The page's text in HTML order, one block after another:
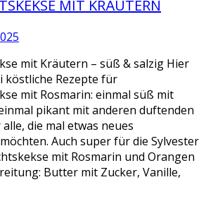
MIT KRÄUTERN
mit Kräutern – süß & salzig Hier
köstliche Rezepte für
mit Rosmarin: einmal süß mit
pikant mit anderen duftenden
die mal etwas neues
Auch super für die Sylvester
mit Rosmarin und Orangen
Butter mit Zucker, Vanille,